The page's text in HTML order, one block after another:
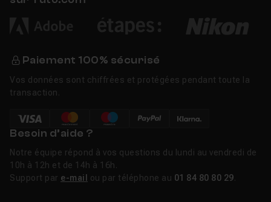
Paiement 100% sécurisé
Vos données sont chiffrées et protégées pendant toute la
transaction.
Besoin d’aide ?
Notre équipe répond à vos questions du lundi au vendredi de
10h à 12h et de 14h à 16h.
Support par e-mail ou par téléphone au 01 84 80 80 29